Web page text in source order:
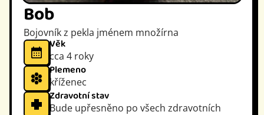
Bob
Bojovník z pekla jménem množírna
Věk
cca 4 roky
Plemeno
kříženec
Zdravotní stav
Bude upřesněno po všech zdravotních